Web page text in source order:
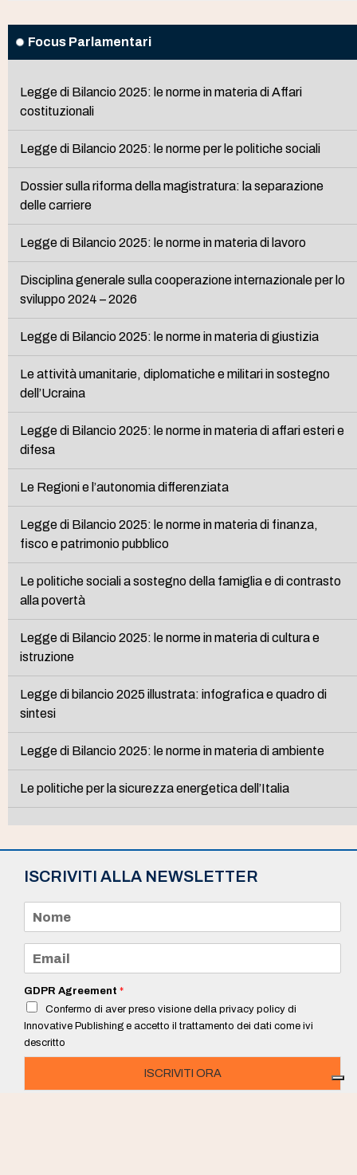
Focus Parlamentari
Legge di Bilancio 2025: le norme in materia di Affari
costituzionali
Legge di Bilancio 2025: le norme per le politiche sociali
Dossier sulla riforma della magistratura: la separazione
delle carriere
Legge di Bilancio 2025: le norme in materia di lavoro
Disciplina generale sulla cooperazione internazionale per lo
sviluppo 2024 – 2026
Legge di Bilancio 2025: le norme in materia di giustizia
Le attività umanitarie, diplomatiche e militari in sostegno
dell’Ucraina
Legge di Bilancio 2025: le norme in materia di affari esteri e
difesa
Le Regioni e l’autonomia differenziata
Legge di Bilancio 2025: le norme in materia di finanza,
fisco e patrimonio pubblico
Le politiche sociali a sostegno della famiglia e di contrasto
alla povertà
Legge di Bilancio 2025: le norme in materia di cultura e
istruzione
Legge di bilancio 2025 illustrata: infografica e quadro di
sintesi
Legge di Bilancio 2025: le norme in materia di ambiente
Le politiche per la sicurezza energetica dell’Italia
ISCRIVITI ALLA NEWSLETTER
m
e
a
i
*
GDPR Agreement *
Confermo di aver preso visione della privacy policy di
Innovative Publishing e accetto il trattamento dei dati come ivi
descritto
ISCRIVITI ORA